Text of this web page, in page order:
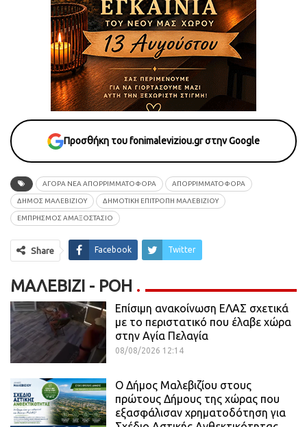
Προσθήκη του fonimaleviziou.gr στην Google
ΑΓΟΡΑ ΝΕΑ ΑΠΟΡΡΙΜΜΑΤΟΦΟΡΑ ΑΠΟΡΡΙΜΜΑΤΟΦΌΡΑ
ΔΗΜΟΣ ΜΑΛΕΒΙΖΙΟΥ ΔΗΜΟΤΙΚΗ ΕΠΙΤΡΟΠΗ ΜΑΛΕΒΙΖΙΟΥ
ΕΜΠΡΗΣΜΟΣ ΑΜΑΞΟΣΤΑΣΙΟ
Share Facebook Twitter
ΜΑΛΕΒΊΖΙ - ΡΟΗ
Επίσιμη ανακοίνωση ΕΛΑΣ σχετικά
με το περιστατικό που έλαβε χώρα
στην Αγία Πελαγία
08/08/2026 12:14
Ο Δήμος Μαλεβιζίου στους
πρώτους Δήμους της χώρας που
εξασφάλισαν χρηματοδότηση για